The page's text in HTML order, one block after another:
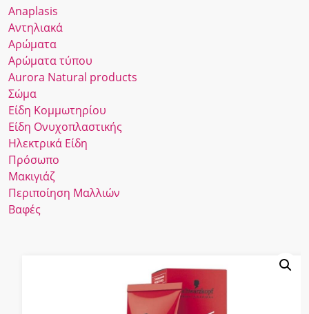
Anaplasis
Αντηλιακά
Αρώματα
Αρώματα τύπου
Αurora Νatural products
Σώμα
Είδη Κομμωτηρίου
Είδη Ονυχοπλαστικής
Ηλεκτρικά Είδη
Πρόσωπο
Μακιγιάζ
Περιποίηση Μαλλιών
Βαφές